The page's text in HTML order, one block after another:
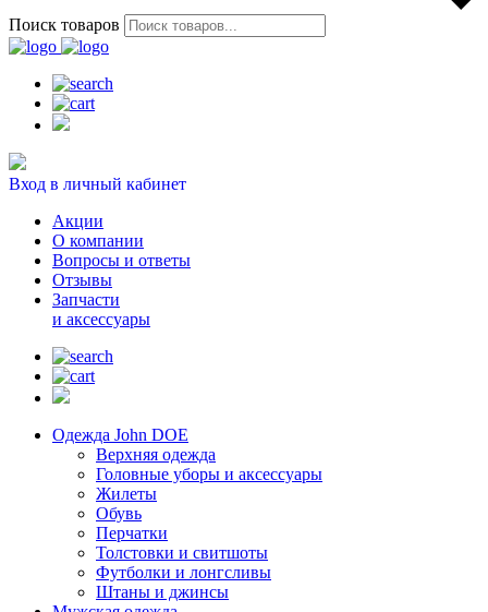
Поиск товаров
Вход в личный кабинет
Акции
О компании
Вопросы и ответы
Отзывы
Запчасти
и аксессуары
Одежда John DOE
Верхняя одежда
Головные уборы и аксессуары
Жилеты
Обувь
Перчатки
Толстовки и свитшоты
Футболки и лонгсливы
Штаны и джинсы